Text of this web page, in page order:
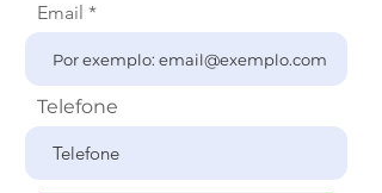
Email
Telefone